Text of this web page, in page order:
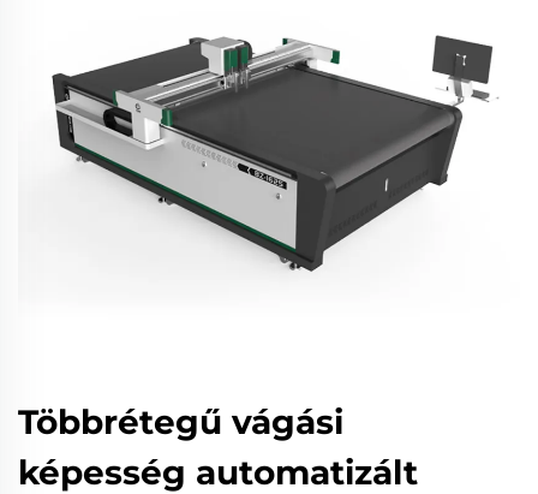
Többrétegű vágási
képesség automatizált